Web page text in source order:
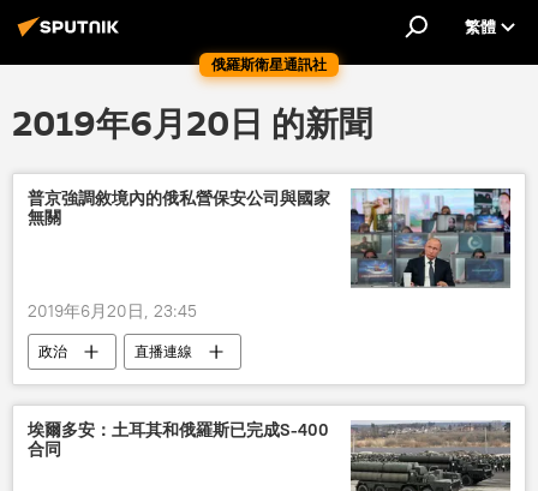
俄羅斯衛星通訊社
繁體
2019年6月20日 的新聞
普京強調敘境內的俄私營保安公司與國家
無關
2019年6月20日, 23:45
政治 直播連線
埃爾多安：土耳其和俄羅斯已完成S-400
合同